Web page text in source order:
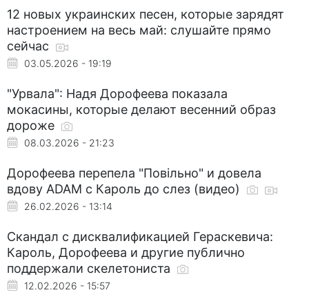
12 новых украинских песен, которые зарядят
настроением на весь май: слушайте прямо
сейчас
03.05.2026 - 19:19
"Урвала": Надя Дорофеева показала
мокасины, которые делают весенний образ
дороже
08.03.2026 - 21:23
Дорофеева перепела "Повільно" и довела
вдову ADAM с Кароль до слез (видео)
26.02.2026 - 13:14
Скандал с дисквалификацией Гераскевича:
Кароль, Дорофеева и другие публично
поддержали скелетониста
12.02.2026 - 15:57